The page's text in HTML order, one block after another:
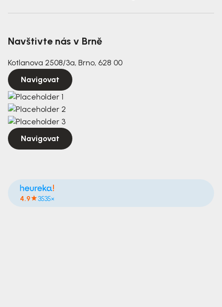
Navštivte nás v Brně
Kotlanova 2508/3a, Brno, 628 00
Navigovat
Navigovat
4.9 3535×